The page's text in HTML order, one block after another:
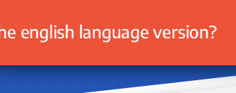
english language version?